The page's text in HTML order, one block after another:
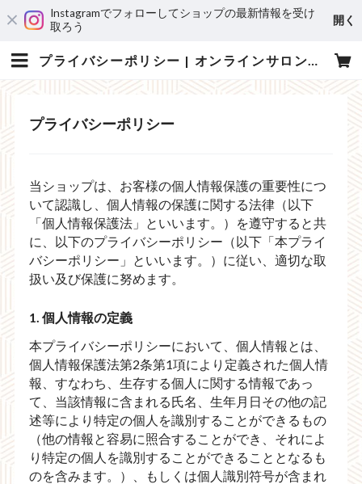
Instagramでフォローしてショップの最新情報を受け
取ろう
開く
プライバシーポリシー | オンラインサロン『肉番長』
プライバシーポリシー
当ショップは、お客様の個人情報保護の重要性につ
いて認識し、個人情報の保護に関する法律（以下
「個人情報保護法」といいます。）を遵守すると共
に、以下のプライバシーポリシー（以下「本プライ
バシーポリシー」といいます。）に従い、適切な取
扱い及び保護に努めます。
1. 個人情報の定義
本プライバシーポリシーにおいて、個人情報とは、
個人情報保護法第2条第1項により定義された個人情
報、すなわち、生存する個人に関する情報であっ
て、当該情報に含まれる氏名、生年月日その他の記
述等により特定の個人を識別することができるもの
（他の情報と容易に照合することができ、それによ
り特定の個人を識別することができることとなるも
のを含みます。）、もしくは個人識別符号が含まれ